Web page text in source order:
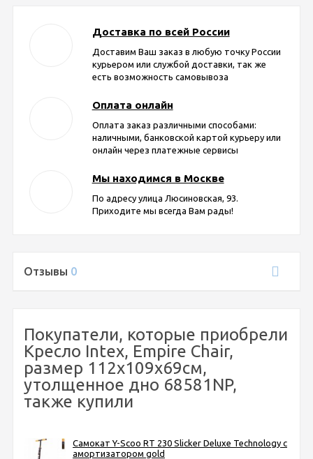
Доставка по всей России
Доставим Ваш заказ в любую точку России
курьером или службой доставки, так же
есть возможность самовывоза
Оплата онлайн
Оплата заказ различными способами:
наличными, банковской картой курьеру или
онлайн через платежные сервисы
Мы находимся в Москве
По адресу улица Люсиновская, 93.
Приходите мы всегда Вам рады!
Отзывы 0
Покупатели, которые приобрели
Кресло Intex, Empire Chair,
размер 112х109х69см,
утолщенное дно 68581NP,
также купили
Самокат Y-Scoo RT 230 Slicker Deluxe Technology с
амортизатором gold